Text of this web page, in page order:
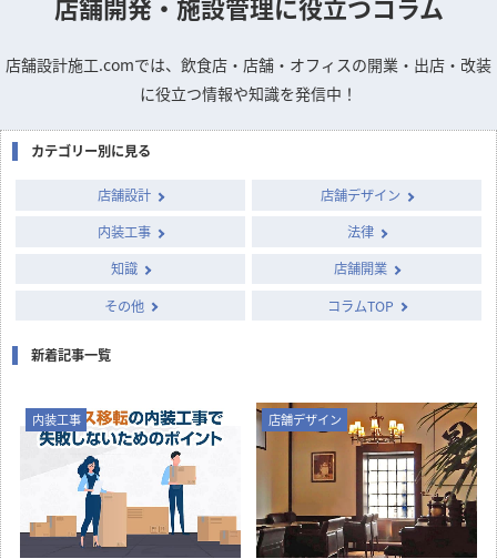
店舗設計施工.comでは、飲食店・店舗・オフィスの開業・出店・改装
に役立つ情報や知識を発信中！
カテゴリー別に見る
店舗設計
店舗デザイン
内装工事
法律
知識
店舗開業
その他
コラムTOP
新着記事一覧
内装工事 店舗デザイン